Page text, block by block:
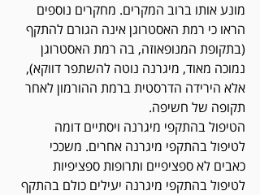
מונע אותו ברוב המקרים. מחקרים נוספים
הראו כי רמת האסטרוגן אינה הגורם להתקף
(בתקופת המנופאוזה, בה רמת האסטרוגן
נמוכה מאוד, מיגרנה נוטה להשתפר דווקא),
אלא הירידה הדרסטית ברמת ההורמון לאחר
תקופה של חשיפה.
הטיפול בהתקפי מיגרנה ויסתיים דומה
לטיפול בהתקפי מיגרנה אחרים. משככי
כאבים לא ספציפיים ותרופות ספציפיות
לטיפול בהתקפי מיגרנה יעילים כולם בהתקף